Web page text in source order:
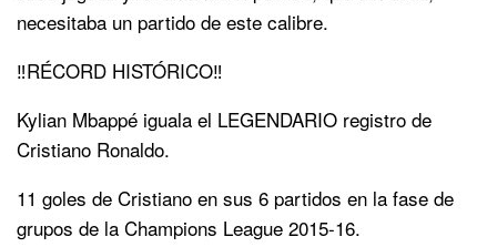
necesitaba un partido de este calibre.
‼️RÉCORD HISTÓRICO‼️
Kylian Mbappé iguala el LEGENDARIO registro de
Cristiano Ronaldo.
11 goles de Cristiano en sus 6 partidos en la fase de
grupos de la Champions League 2015-16.